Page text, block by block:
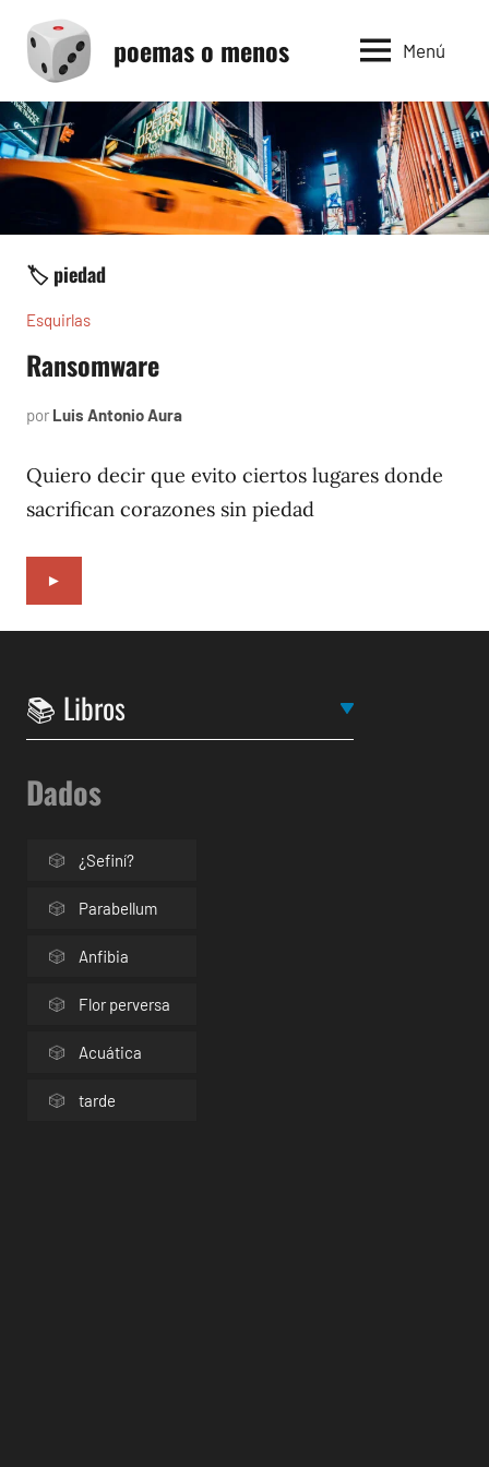
contenido
poemas o menos Menú
🏷️ piedad
Esquirlas
Ransomware
por Luis Antonio Aura
2024
Quiero decir que evito ciertos lugares donde
sacrifican corazones sin piedad
►
Dados
¿Sefiní?
Parabellum
Anfibia
Flor perversa
Acuática
tarde